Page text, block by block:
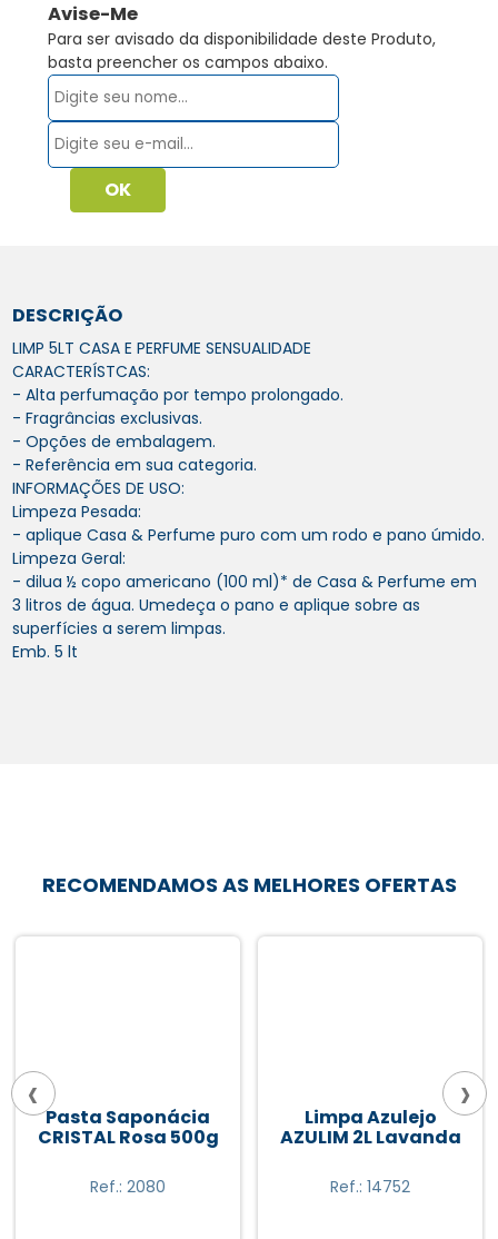
Avise-Me
Para ser avisado da disponibilidade deste Produto,
basta preencher os campos abaixo.
DESCRIÇÃO
LIMP 5LT CASA E PERFUME SENSUALIDADE
CARACTERÍSTCAS:
- Alta perfumação por tempo prolongado.
- Fragrâncias exclusivas.
- Opções de embalagem.
- Referência em sua categoria.
INFORMAÇÕES DE USO:
Limpeza Pesada:
- aplique Casa & Perfume puro com um rodo e pano úmido.
Limpeza Geral:
- dilua ½ copo americano (100 ml)* de Casa & Perfume em
3 litros de água. Umedeça o pano e aplique sobre as
superfícies a serem limpas.
Emb. 5 lt
RECOMENDAMOS AS MELHORES OFERTAS
Pasta Saponácia
CRISTAL Rosa 500g
Ref.: 2080
Limpa Azulejo
AZULIM 2L Lavanda
Ref.: 14752
‹ ›